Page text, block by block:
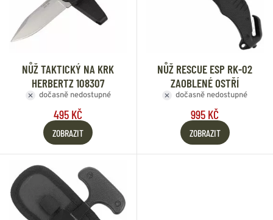
NŮŽ TAKTICKÝ NA KRK
HERBERTZ 108307
dočasně nedostupné
495 KČ
ZOBRAZIT
NŮŽ RESCUE ESP RK-02
ZAOBLENÉ OSTŘÍ
dočasně nedostupné
995 KČ
ZOBRAZIT